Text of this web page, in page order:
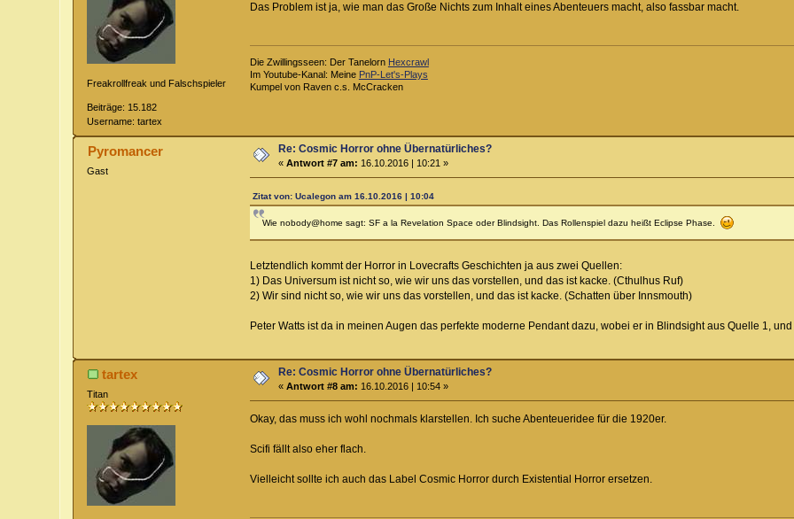
Freakrollfreak und Falschspieler
Beiträge: 15.182
Username: tartex
Das Problem ist ja, wie man das Große Nichts zum Inhalt eines Abenteuers macht, also fassbar macht.
Die Zwillingsseen: Der Tanelorn Hexcrawl
Im Youtube-Kanal: Meine PnP-Let's-Plays
Kumpel von Raven c.s. McCracken
Pyromancer
Gast
Re: Cosmic Horror ohne Übernatürliches?
«Antwort #7 am: 16.10.2016 | 10:21 »
Zitat von: Ucalegon am 16.10.2016 | 10:04
Wie nobody@home sagt: SF a la Revelation Space oder Blindsight. Das Rollenspiel dazu heißt Eclipse Phase.
Letztendlich kommt der Horror in Lovecrafts Geschichten ja aus zwei Quellen:
1) Das Universum ist nicht so, wie wir uns das vorstellen, und das ist kacke. (Cthulhus Ruf)
2) Wir sind nicht so, wie wir uns das vorstellen, und das ist kacke. (Schatten über Innsmouth)
Peter Watts ist da in meinen Augen das perfekte moderne Pendant dazu, wobei er in Blindsight aus Quelle 1,
tartex
Titan
Re: Cosmic Horror ohne Übernatürliches?
«Antwort #8 am: 16.10.2016 | 10:54 »
Okay, das muss ich wohl nochmals klarstellen. Ich suche Abenteueridee für die 1920er.
Scifi fällt also eher flach.
Vielleicht sollte ich auch das Label Cosmic Horror durch Existential Horror ersetzen.